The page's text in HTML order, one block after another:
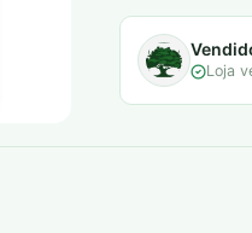
Loja